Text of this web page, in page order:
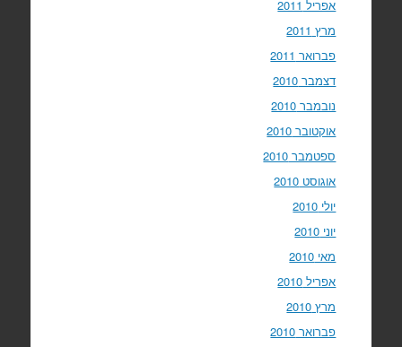
אפריל 2011
מרץ 2011
פברואר 2011
דצמבר 2010
נובמבר 2010
אוקטובר 2010
ספטמבר 2010
אוגוסט 2010
יולי 2010
יוני 2010
מאי 2010
אפריל 2010
מרץ 2010
פברואר 2010